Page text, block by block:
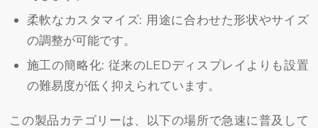
柔軟なカスタマイズ: 用途に合わせた形状やサイズ
の調整が可能です。
施工の簡略化: 従来のLEDディスプレイよりも設置
の難易度が低く抑えられています。
この製品カテゴリーは、以下の場所で急速に普及して